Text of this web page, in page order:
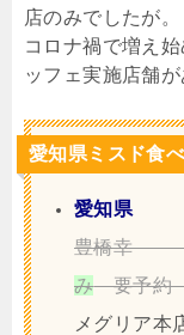
店のみでしたが。
コロナ禍で増え
ッフェ実施店舗
愛知県ミスド食
愛知県
豊橋
み要予約
メグリア